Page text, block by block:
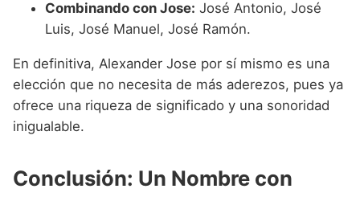
Combinando con Jose: José Antonio, José
Luis, José Manuel, José Ramón.
En definitiva, Alexander Jose por sí mismo es una
elección que no necesita de más aderezos, pues ya
ofrece una riqueza de significado y una sonoridad
inigualable.
Conclusión: Un Nombre con